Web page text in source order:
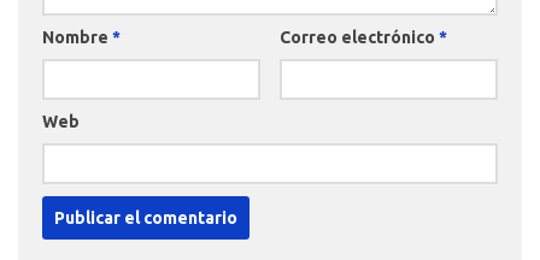
Nombre * Correo electrónico *
Web